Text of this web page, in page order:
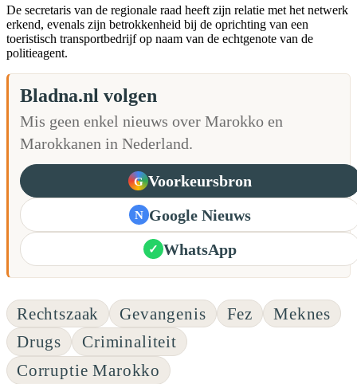
De secretaris van de regionale raad heeft zijn relatie met het netwerk
erkend, evenals zijn betrokkenheid bij de oprichting van een
toeristisch transportbedrijf op naam van de echtgenote van de
politieagent.
Bladna.nl volgen
Mis geen enkel nieuws over Marokko en
Marokkanen in Nederland.
G Voorkeursbron
N Google Nieuws
✓ WhatsApp
Rechtszaak Gevangenis Fez
Meknes
Drugs
Criminaliteit
Corruptie Marokko